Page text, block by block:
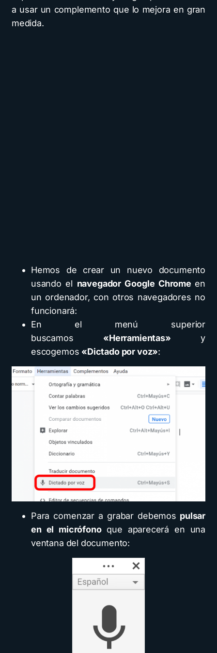
a usar un complemento que lo mejora en gran
medida.
Hemos de crear un nuevo documento
usando el navegador Google Chrome en
un ordenador, con otros navegadores no
funcionará:
En el menú superior
buscamos «Herramientas» y
escogemos «Dictado por voz»:
Para comenzar a grabar debemos pulsar
en el micrófonoque aparecerá en una
ventana del documento: